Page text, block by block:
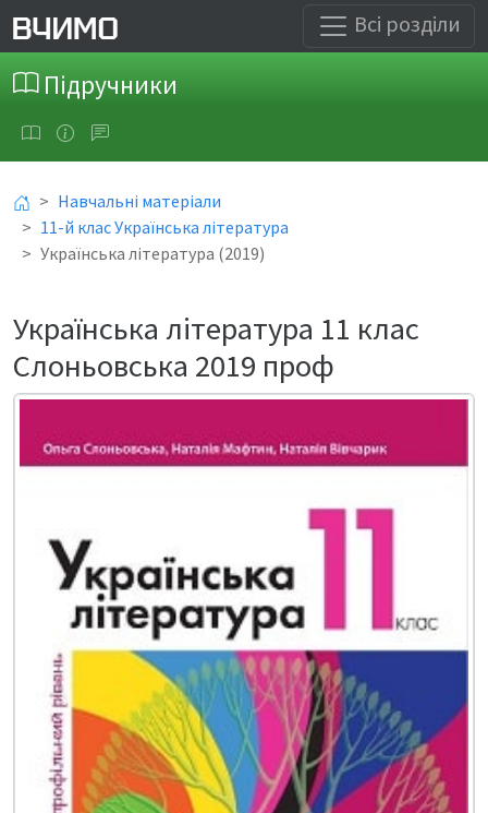
Всі розділи
Підручники
Навчальні матеріали
11-й клас Українська література
Українська література (2019)
Українська література 11 клас
Слоньовська 2019 проф